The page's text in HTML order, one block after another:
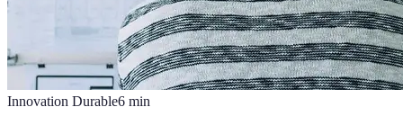
Innovation Durable6 min